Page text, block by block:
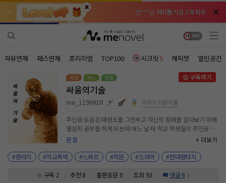
천***님 배지뽑기권 3개 획득
천***님 배지뽑기권 3개 획득
메**님 체험권 3일 획득
메**님 체험권 3일 획득
주**님 일반뽑기권 2개 획득
주**님 일반뽑기권 2개 획득
갈***님 후원10코인 획득
갈***님 후원10코인 획득
인*님 레어뽑기권 1개 획득
인*님 레어뽑기권 1개 획득
자유연재 패스연재 프리미엄 TOP100 시크릿 캐릭챗 열린공간
싸움의기술
me_1198418 작가의 다른작품
완결
주인공 도윤은 태권도를 그만두고 자신의 장래를 알아보기 위해
열심히 공부를 하게 되는데 어느 날 타 학교 학생들이 주인공 학
교에 찾아와 시비를 걸게 되었다. 이에 분노한 도윤은 자신도 모
하게 되었고 도윤이는 싸움에서 위기를 맞게 되었다. 과연 도윤
이의 운명은 어떻게 될것인가? #미계약작 #최진수 #20대
#email: 616sewoong@naver.com
+ 더보기
#판타지
#학교폭력 #느와르 #학원 #드라마 #현대판타지
구독 2 추천 8 출판응원 0 조회 93 댓글 6